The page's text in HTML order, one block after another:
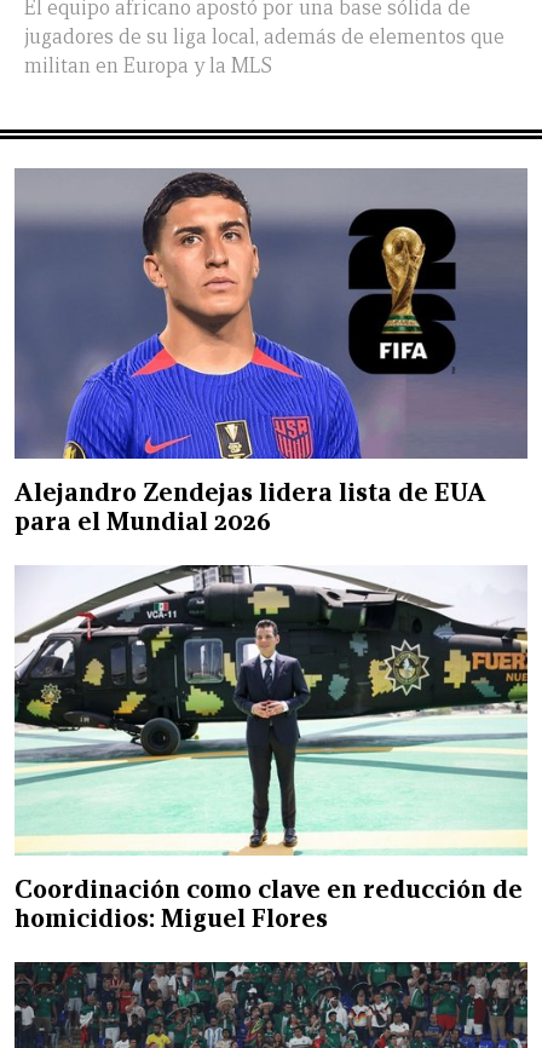
El equipo africano apostó por una base sólida de
jugadores de su liga local, además de elementos que
militan en Europa y la MLS
Alejandro Zendejas lidera lista de EUA
para el Mundial 2026
Coordinación como clave en reducción de
homicidios: Miguel Flores